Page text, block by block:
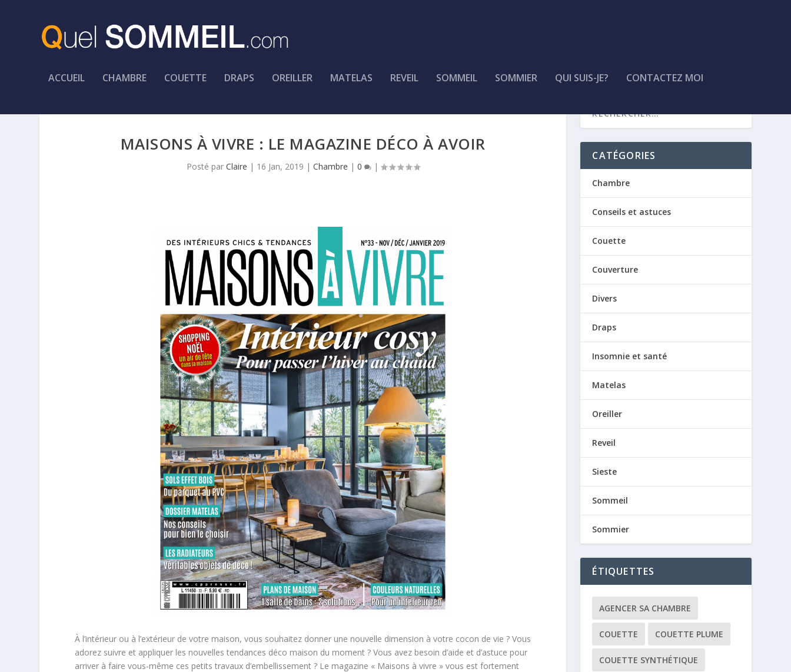
ACCUEIL CHAMBRE COUETTE DRAPS OREILLER MATELAS REVEIL SOMMEIL SOMMIER QUI SUIS-JE? CONTACTEZ MOI
MAISONS À VIVRE : LE MAGAZINE DÉCO À AVOIR
Posté par Claire | 16 Jan, 2019 | Chambre | 0 |
À l’intérieur ou à l’extérieur de votre maison, vous souhaitez donner une nouvelle dimension à votre cocon de vie ? Vous
adorez suivre et appliquer les nouvelles tendances déco maison du moment ? Vous avez besoin d’aide et d’astuce pour
arriver à faire vous-même ces petits travaux d’embellissement ? Le magazine « Maisons à vivre » vous est fortement
CATÉGORIES
Chambre
Conseils et astuces
Couette
Couverture
Divers
Draps
Insomnie et santé
Matelas
Oreiller
Reveil
Sieste
Sommeil
Sommier
ÉTIQUETTES
AGENCER SA CHAMBRE
COUETTE COUETTE PLUME
COUETTE SYNTHÉTIQUE